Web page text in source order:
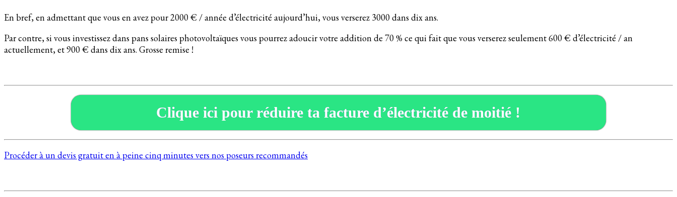
En bref, en admettant que vous en avez pour 2000 € / année d’électricité aujourd’hui, vous verserez 3000 dans dix ans.
Par contre, si vous investissez dans pans solaires photovoltaïques vous pourrez adoucir votre addition de 70 % ce qui fait que vous verserez seulement 600 € d’électricité / an
actuellement, et 900 € dans dix ans. Grosse remise !
Clique ici pour réduire ta facture d’électricité de moitié !
Procéder à un devis gratuit en à peine cinq minutes vers nos poseurs recommandés